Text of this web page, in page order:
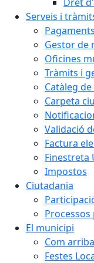
Serveis i
Gestor de
Oficines
Tràmits i
Catàleg
Carpeta
Validació
Factura
Finestreta
Impostos
Ciutadania
El municipi
Com
Festes